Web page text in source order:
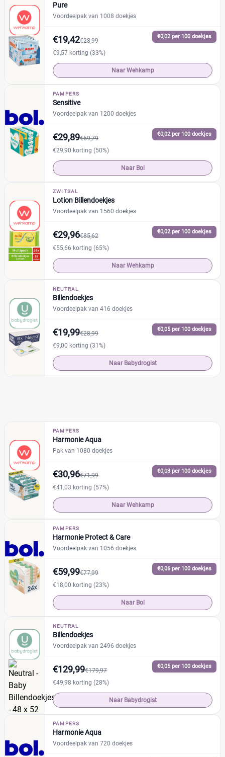
Kruidvat
Lupilu
Mama Bear (1)
Naif
Natracare
(10)
Smartkids
SweetCare
Trekpleister (2)
€
Verpakking
Standaard pak (11)
Voordeelpak
Kortingspercentage
Winkel
Drogist
Etos
Kruidvat
Trekpleister
Supermarkt
Albert Heijn
Boon's Markt (8)
Dekamarkt (5)
Dirk
+5 meer
Webshop
(266)
▼ +11 meer
Huidtype
Gevoelige huid (25)
Normale huid (56)
Soort
Billen (25)
Billen en Gezicht
Gezicht
Doorspoelbaar
Extra reinigingslotion (4)
Hypo-allergeen (16)
Ongeparfumeerd
PH-Neutraal
Pure
Voordeelpak van 1008 doekjes
€0,02 per 100 doekjes
€19,42€28,99
€9,57 korting (33%)
Naar Wehkamp
PAMPERS
Sensitive
Voordeelpak van 1200 doekjes
€0,02 per 100 doekjes
€29,89€59,79
€29,90 korting (50%)
Naar Bol
ZWITSAL
Lotion Billendoekjes
Voordeelpak van 1560 doekjes
€0,02 per 100 doekjes
€29,96€85,62
€55,66 korting (65%)
Naar Wehkamp
NEUTRAL
Billendoekjes
Voordeelpak van 416 doekjes
€0,05 per 100 doekjes
€19,99€28,99
€9,00 korting (31%)
Naar Babydrogist
PAMPERS
Harmonie Aqua
Pak van 1080 doekjes
€0,03 per 100 doekjes
€30,96€71,99
€41,03 korting (57%)
Naar Wehkamp
PAMPERS
Harmonie Protect & Care
Voordeelpak van 1056 doekjes
€0,06 per 100 doekjes
€59,99€77,99
€18,00 korting (23%)
Naar Bol
NEUTRAL
Billendoekjes
Voordeelpak van 2496 doekjes
€0,05 per 100 doekjes
€129,99€179,97
€49,98 korting (28%)
Naar Babydrogist
PAMPERS
Harmonie Aqua
Voordeelpak van 720 doekjes